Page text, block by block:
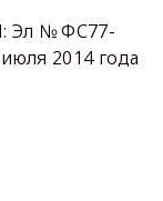
Эл № ФС77-
2014 года